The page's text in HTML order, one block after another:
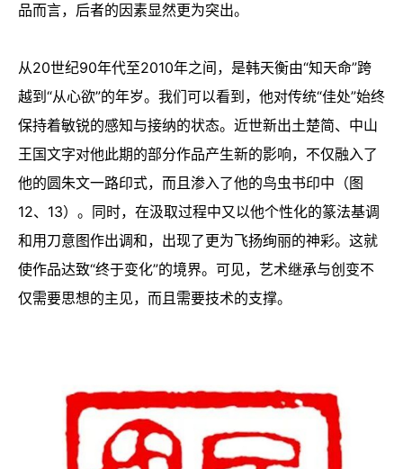
品而言，后者的因素显然更为突出。
从20世纪90年代至2010年之间，是韩天衡由“知天命”跨
越到“从心欲”的年岁。我们可以看到，他对传统“佳处”始终
保持着敏锐的感知与接纳的状态。近世新出土楚简、中山
王国文字对他此期的部分作品产生新的影响，不仅融入了
他的圆朱文一路印式，而且渗入了他的鸟虫书印中（图
12、13）。同时，在汲取过程中又以他个性化的篆法基调
和用刀意图作出调和，出现了更为飞扬绚丽的神彩。这就
使作品达致“终于变化”的境界。可见，艺术继承与创变不
仅需要思想的主见，而且需要技术的支撑。